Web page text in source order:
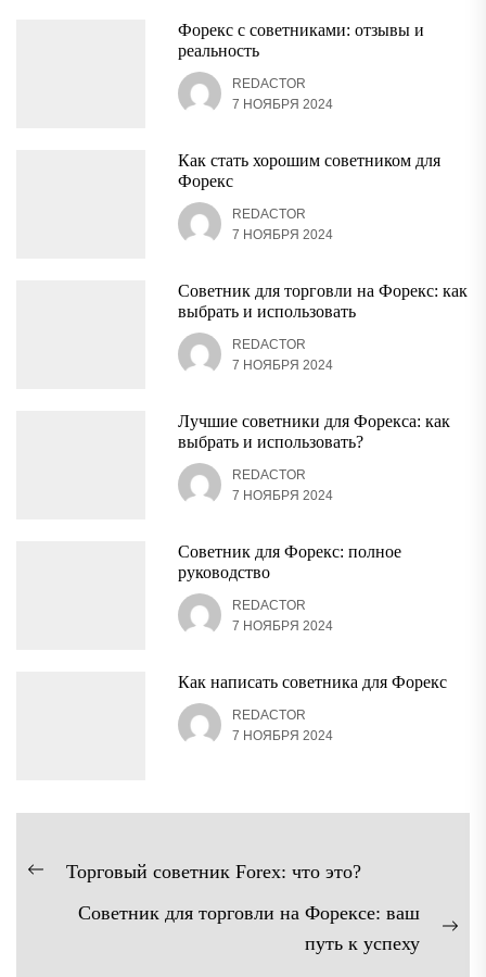
Форекс с советниками: отзывы и
реальность
REDACTOR
7 НОЯБРЯ 2024
Как стать хорошим советником для
Форекс
REDACTOR
7 НОЯБРЯ 2024
Советник для торговли на Форекс: как
выбрать и использовать
REDACTOR
7 НОЯБРЯ 2024
Лучшие советники для Форекса: как
выбрать и использовать?
REDACTOR
7 НОЯБРЯ 2024
Советник для Форекс: полное
руководство
REDACTOR
7 НОЯБРЯ 2024
Как написать советника для Форекс
REDACTOR
7 НОЯБРЯ 2024
Навигация
Предыдущая
запись:
Торговый советник Forex: что это?
Советник для торговли на Форексе: ваш
путь к успеху